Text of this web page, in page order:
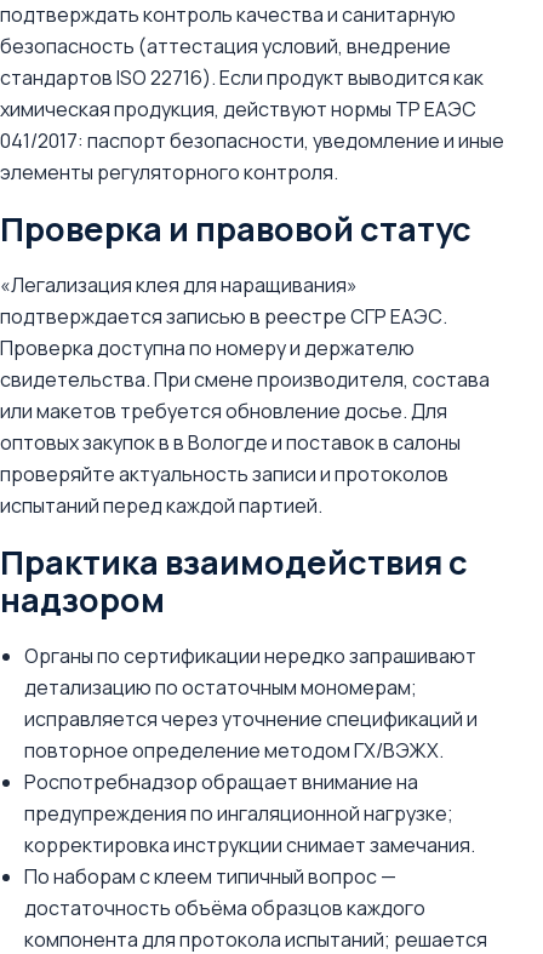
подтверждать контроль качества и санитарную
безопасность (аттестация условий, внедрение
стандартов ISO 22716). Если продукт выводится как
химическая продукция, действуют нормы ТР ЕАЭС
041/2017: паспорт безопасности, уведомление и иные
элементы регуляторного контроля.
Проверка и правовой статус
«Легализация клея для наращивания»
подтверждается записью в реестре СГР ЕАЭС.
Проверка доступна по номеру и держателю
свидетельства. При смене производителя, состава
или макетов требуется обновление досье. Для
оптовых закупок в в Вологде и поставок в салоны
проверяйте актуальность записи и протоколов
испытаний перед каждой партией.
Практика взаимодействия с
надзором
Органы по сертификации нередко запрашивают
детализацию по остаточным мономерам;
исправляется через уточнение спецификаций и
повторное определение методом ГХ/ВЭЖХ.
Роспотребнадзор обращает внимание на
предупреждения по ингаляционной нагрузке;
корректировка инструкции снимает замечания.
По наборам с клеем типичный вопрос —
достаточность объёма образцов каждого
компонента для протокола испытаний; решается